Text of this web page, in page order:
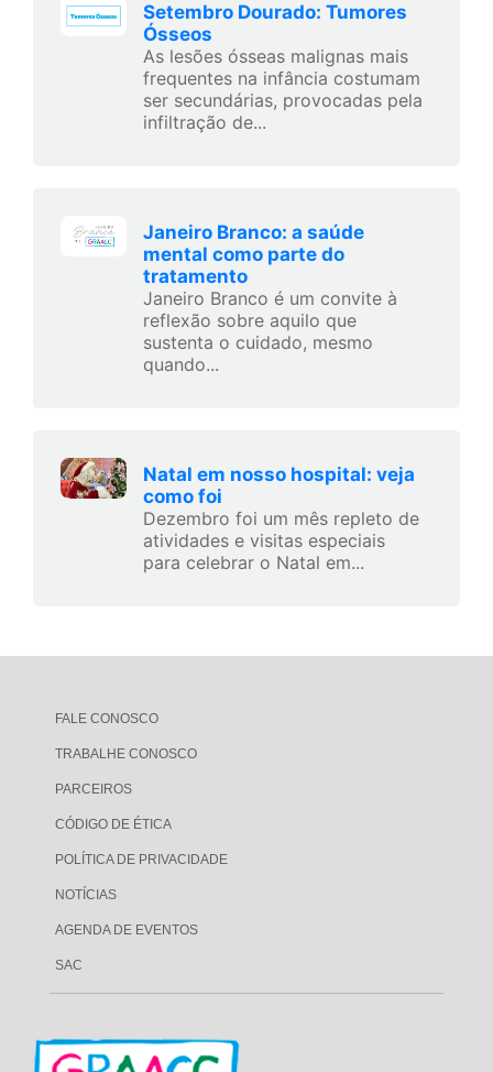
Setembro Dourado: Tumores
Ósseos
As lesões ósseas malignas mais
frequentes na infância costumam
ser secundárias, provocadas pela
infiltração de...
Janeiro Branco: a saúde
mental como parte do
tratamento
Janeiro Branco é um convite à
reflexão sobre aquilo que
sustenta o cuidado, mesmo
quando...
Natal em nosso hospital: veja
como foi
Dezembro foi um mês repleto de
atividades e visitas especiais
para celebrar o Natal em...
FALE CONOSCO
TRABALHE CONOSCO
PARCEIROS
CÓDIGO DE ÉTICA
POLÍTICA DE PRIVACIDADE
NOTÍCIAS
AGENDA DE EVENTOS
SAC